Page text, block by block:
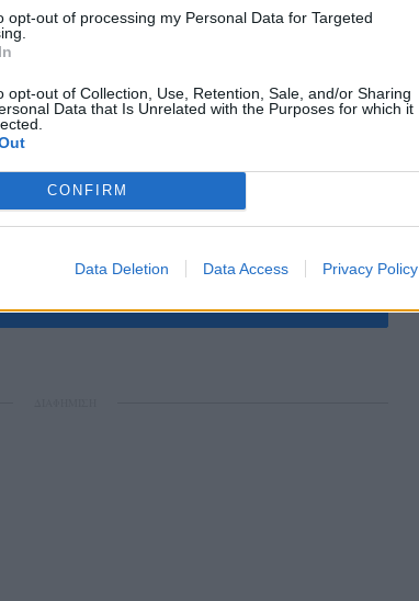
opt-out of processing my Personal Data for Targeted
opt-out of Collection, Use, Retention, Sale, and/or Sharing
Data that Is Unrelated with the Purposes for which it
CONFIRM
Data Deletion Data Access Privacy Policy